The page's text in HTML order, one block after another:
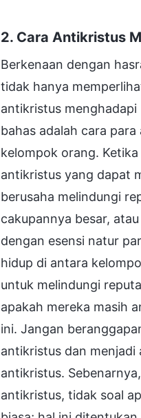
2. Cara Antikristus
Berkenaan dengan
tidak hanya
antikristus menghadapi
bahas adalah cara
kelompok orang.
antikristus yang dapat
berusaha melindungi
cakupannya besar,
dengan esensi natur
hidup di antara
untuk melindungi
apakah mereka masih
ini. Jangan
antikristus dan
antikristus.
antikristus, tidak soal